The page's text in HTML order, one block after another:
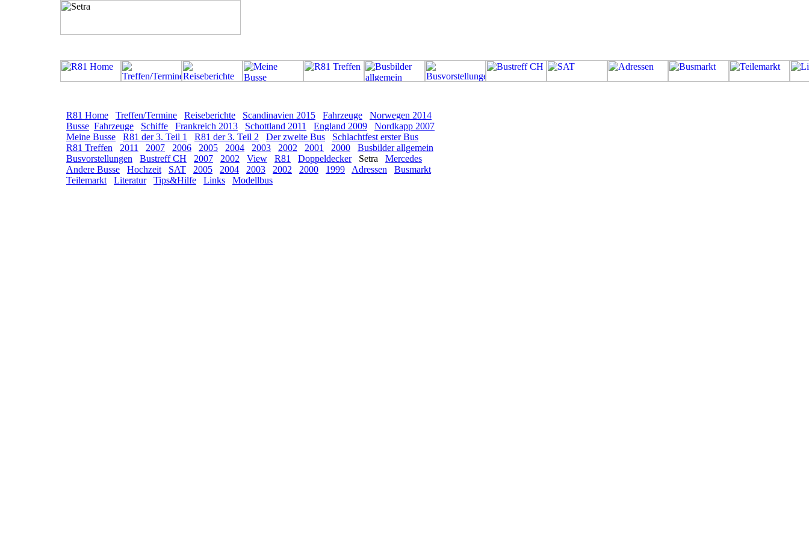
R81 Home Treffen/Termine Reiseberichte Scandinavien 2015 Fahrzeuge
Norwegen 2014
Busse Fahrzeuge Schiffe Frankreich 2013 Schottland 2011 England 2009
Nordkapp 2007
Meine Busse
R81 der 3. Teil 1 R81 der 3. Teil 2 Der zweite Bus
Schlachtfest erster Bus
R81 Treffen
2011 2007 2006 2005 2004 2003 2002 2001 2000
Busbilder allgemein
Busvorstellungen
Bustreff CH 2007 2002 View R81 DoppeldeckerSetra Mercedes
Andere Busse
Hochzeit SAT 2005 2004 2003 2002 2000 1999 Adressen
Busmarkt
Teilemarkt
Literatur Tips&Hilfe Links Modellbus